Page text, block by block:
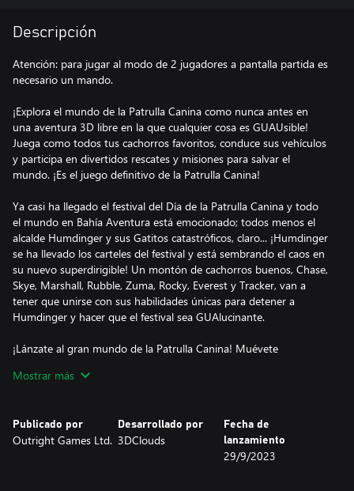
Descripción
Atención: para jugar al modo de 2 jugadores a pantalla partida es
necesario un mando.
¡Explora el mundo de la Patrulla Canina como nunca antes en
una aventura 3D libre en la que cualquier cosa es GUAUsible!
Juega como todos tus cachorros favoritos, conduce sus vehículos
y participa en divertidos rescates y misiones para salvar el
mundo. ¡Es el juego definitivo de la Patrulla Canina!
Ya casi ha llegado el festival del Día de la Patrulla Canina y todo
el mundo en Bahía Aventura está emocionado; todos menos el
alcalde Humdinger y sus Gatitos catastróficos, claro... ¡Humdinger
se ha llevado los carteles del festival y está sembrando el caos en
su nuevo superdirigible! Un montón de cachorros buenos, Chase,
Skye, Marshall, Rubble, Zuma, Rocky, Everest y Tracker, van a
tener que unirse con sus habilidades únicas para detener a
Humdinger y hacer que el festival sea GUAlucinante.
¡Lánzate al gran mundo de la Patrulla Canina! Muévete
Guauguauburgo en misiones diseñadas para jugadores
Patrulla Canina, tanto en el modo de un jugador como con un
amigo en el modo cooperativo en pantalla partida. Personaliza tu
juego con coleccionables innumerables, como gestos, placas de
Mostrar más
Publicado por
Outright Games Ltd.
Desarrollado por
3DClouds
Fecha de
lanzamiento
29/9/2023